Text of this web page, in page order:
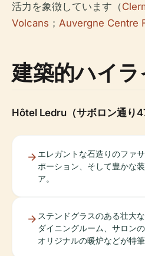
活力を象徴しています（
Volcans ； Auvergne Centre
建築的ハイラ
Hôtel Ledru（サボロン通り
エレガントな石造りのファ
ポーション、そして豊かな
ア。
ステンドグラスのある壮大
ダイニングルーム、サロン
オリジナルの暖炉などが特筆